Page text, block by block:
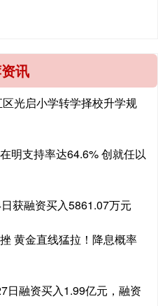
讯
光启小学转学择校升学规
明支持率达64.6% 创就任以
获融资买入5861.07万元
黄金直线猛拉！降息概率
日融资买入1.99亿元，融资